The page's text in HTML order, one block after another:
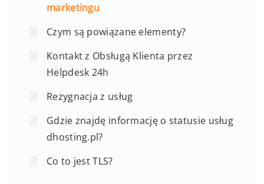
marketingu
Czym są powiązane elementy?
Kontakt z Obsługą Klienta przez
Helpdesk 24h
Rezygnacja z usług
Gdzie znajdę informację o statusie usług
dhosting.pl?
Co to jest TLS?